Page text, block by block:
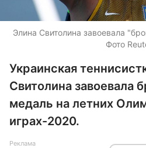
Элина Свитолина завоевала
Фото
Украинская
Свитолина завоевала
медаль на летних
играх-2020.
Реклама